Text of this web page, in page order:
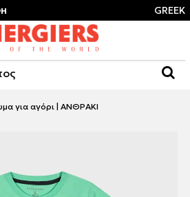
GREEK
για αγόρι | ΑΝΘΡΑΚΙ